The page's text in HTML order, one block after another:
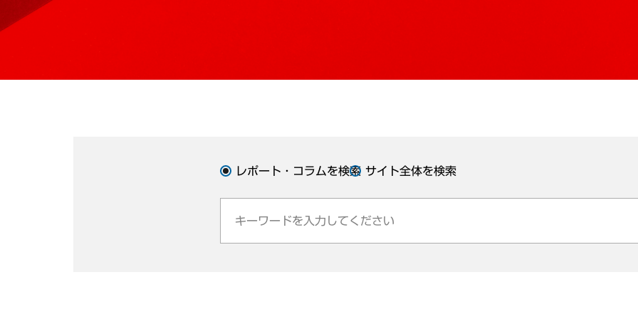
レポート・コラムを検索 サイト全体を検索